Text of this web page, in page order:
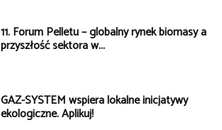
11. Forum Pelletu – globalny rynek biomasy a
przyszłość sektora w...
GAZ-SYSTEM wspiera lokalne inicjatywy
ekologiczne. Aplikuj!